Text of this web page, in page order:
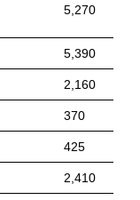
5,270
5,390
2,160
370
425
2,410